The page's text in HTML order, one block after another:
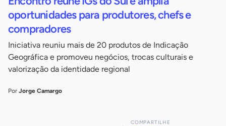
Notícias
oportunidades para produtores, chefs e
compradores
Iniciativa reuniu mais de 20 produtos de Indicação
Geográfica e promoveu negócios, trocas culturais e
valorização da identidade regional
Por Jorge Camargo
COMPARTILHE